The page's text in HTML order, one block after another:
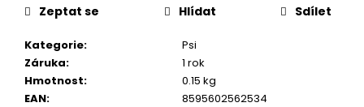
Kategorie:
Psi
Záruka:
1 rok
Hmotnost:
0.15 kg
EAN:
8595602562534
Zeptat se Hlídat Sdílet